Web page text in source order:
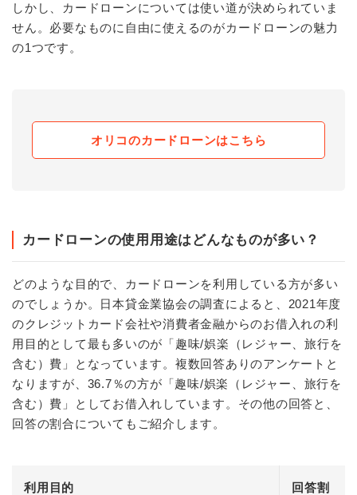
しかし、カードローンについては使い道が決められていま
せん。必要なものに自由に使えるのがカードローンの魅力
の1つです。
オリコのカードローンはこちら
カードローンの使用用途はどんなものが多い？
どのような目的で、カードローンを利用している方が多い
のでしょうか。日本貸金業協会の調査によると、2021年度
のクレジットカード会社や消費者金融からのお借入れの利
用目的として最も多いのが「趣味/娯楽（レジャー、旅行を
含む）費」となっています。複数回答ありのアンケートと
なりますが、36.7％の方が「趣味/娯楽（レジャー、旅行を
含む）費」としてお借入れしています。その他の回答と、
回答の割合についてもご紹介します。
利用目的
回答割